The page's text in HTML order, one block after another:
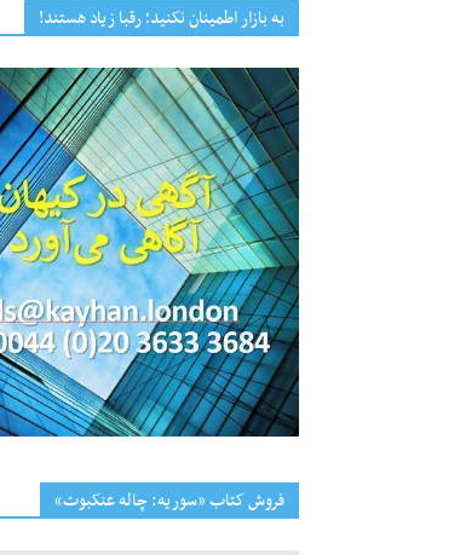
به بازار اطمینان نکنید؛ رقبا زیاد هستند!
فروش کتاب «سوریه: چاله عنکبوت»